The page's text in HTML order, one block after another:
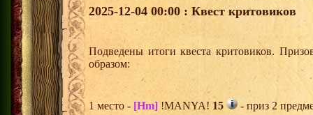
2025-12-04 00:00 : Квест критовиков
Подведены итоги квеста критовиков.
образом:
1 место - [Hm] !MANYA! 15
- приз 2